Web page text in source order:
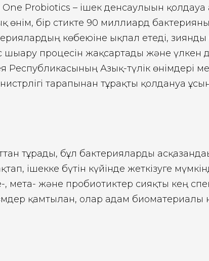
Probiotics – ішек денсаулығын қолдауға
өнім, бір стикте 90 миллиард
көбеюіне ықпал етеді,
шығару процесін жақсартады және үлкен
Республикасының Азық-түлік өнімдері
тарапынан тұрақты қолдануға
тұрады, бұл бактерияларды
ішекке бүтін күйінде жеткізуге
, мета- және пробиотиктер сияқты кең
қамтылған, олар адам биоматериалы